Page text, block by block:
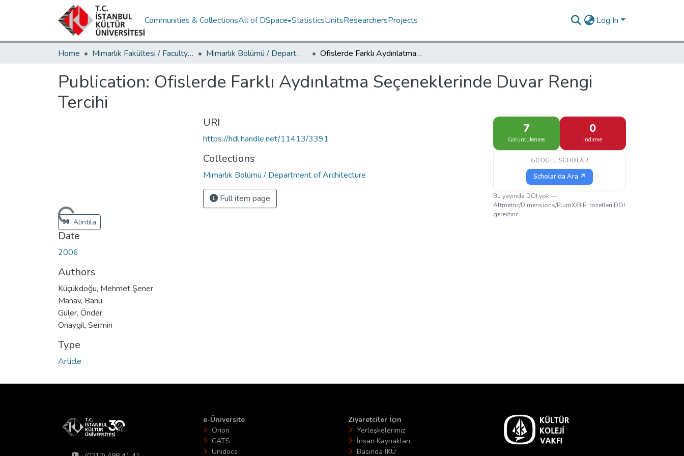
Communities & CollectionsAll of DSpace StatisticsUnitsResearchersProjects Log In
Home Mimarlık Fakültesi / Faculty of Architecture Mimarlık Bölümü / Department of Architecture Ofislerde Farklı Aydınlatma Seçeneklerinde Duvar Rengi Tercihi
Publication: Ofislerde Farklı Aydınlatma Seçeneklerinde Duvar Rengi
Tercihi
Loading...Alıntıla
Date
2006
Authors
Küçükdoğu, Mehmet Şener
Manav, Banu
Güler, Önder
Onaygil, Sermin
Type
Article
URI
https://hdl.handle.net/11413/3391
Collections
Mimarlık Bölümü / Department of Architecture
Full item page
7
Görüntülenme
0
İndirme
GOOGLE SCHOLAR
Scholar'da Ara ↗
Bu yayında DOI yok —
Altmetric/Dimensions/PlumX/BIP! rozetleri DOI
gerektirir.
e-Üniversite
Orion
CATS
Unidocs
Ziyaretciler İçin
Yerleşkelerimiz
İnsan Kaynakları
Basında İKÜ